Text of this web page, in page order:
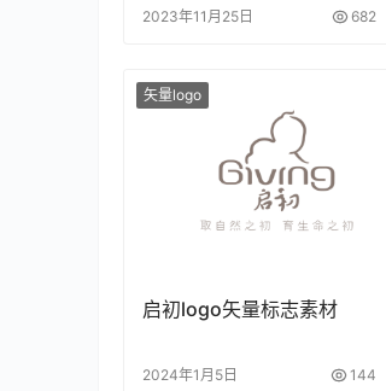
2023年11月25日 682
矢量logo
启初logo矢量标志素材
2024年1月5日 144